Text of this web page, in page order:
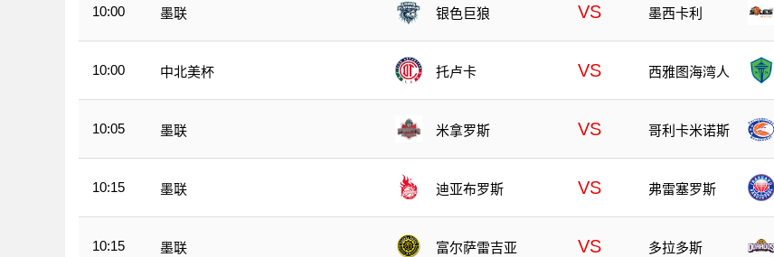
10:00 墨联 银色巨狼 VS 墨西卡利
10:00 中北美杯 托卢卡 VS 西雅图海湾人
10:05 墨联 米拿罗斯 VS 哥利卡米诺斯
10:15 墨联 迪亚布罗斯 VS 弗雷塞罗斯
10:15 墨联 富尔萨雷吉亚 VS 多拉多斯